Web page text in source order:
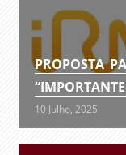
PROPOSTA
“IMPORTANTE
10 Julho, 2025